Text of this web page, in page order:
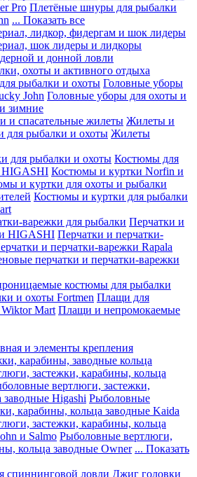
Pro Плетёные шнуры для рыбалки
... Показать все
лидкор, фидергам и шок лидеры
шок лидеры и лидкоры
и донной ловли
охоты и активного отдыха
рыбалки и охоты Головные уборы
John Головные уборы для охоты и
зимние
и спасательные жилеты Жилеты и
для рыбалки и охоты Жилеты
для рыбалки и охоты Костюмы для
HIGASHI Костюмы и куртки Norfin и
и куртки для охоты и рыбалки
Костюмы и куртки для рыбалки
варежки для рыбалки Перчатки и
HIGASHI Перчатки и перчатки-
и перчатки-варежки Rapala
перчатки и перчатки-варежки
костюмы для рыбалки
и охоты Fortmen Плащи для
Mart Плащи и непромокаемые
и элементы крепления
карабины, заводные кольца
застежки, карабины, кольца
вертлюги, застежки,
заводные Higashi Рыболовные
карабины, кольца заводные Kaida
застежки, карабины, кольца
и Salmo Рыболовные вертлюги,
кольца заводные Owner ... Показать
спиннинговой ловли Джиг головки